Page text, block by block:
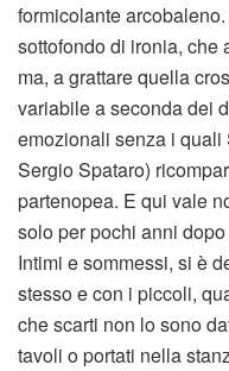
formicolante
sottofondo di ironia, che
ma, a grattare quella
variabile a seconda dei
emozionali senza i
Sergio Spataro)
partenopea. E qui vale
solo per pochi anni
Intimi e sommessi, si è
stesso e con i piccoli,
che scarti non lo sono
tavoli o portati nella